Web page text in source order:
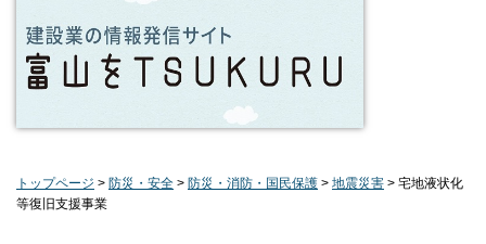
トップページ > 防災・安全 > 防災・消防・国民保護 > 地震災害 > 宅地液状化
等復旧支援事業